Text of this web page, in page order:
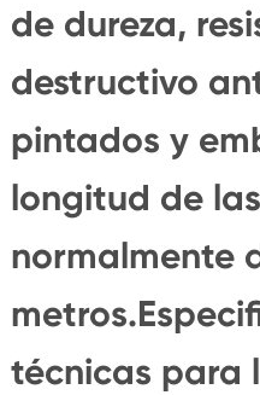
de dureza,
destructivo
pintados y
longitud de
normalmente
técnicas para